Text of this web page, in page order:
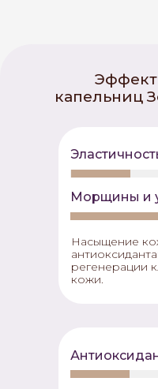
Эффект
капельниц
Насыщение
регенерации
кожи.
Морщины и